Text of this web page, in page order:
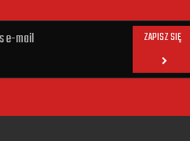
ZAPISZ SIĘ